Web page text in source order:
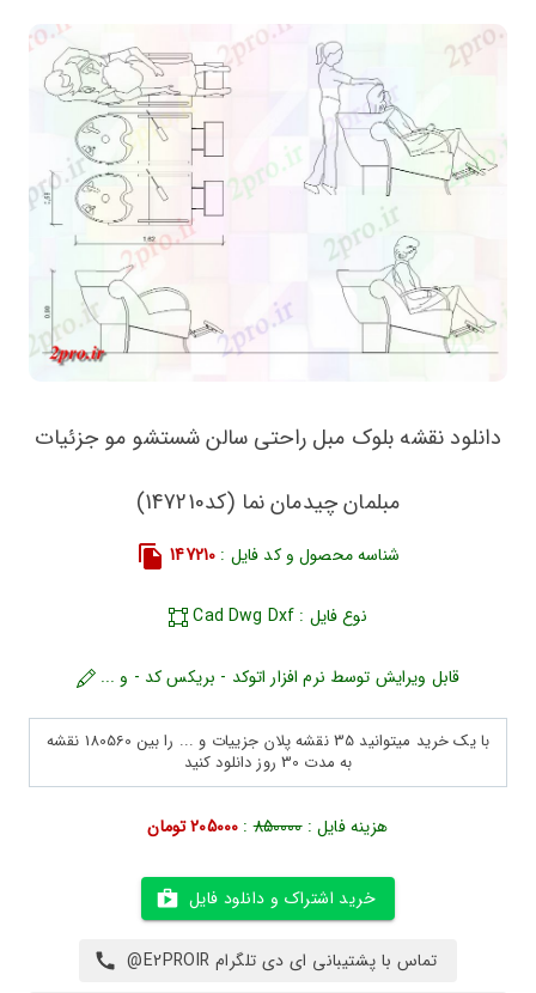
دانلود نقشه بلوک مبل راحتی سالن شستشو مو جزئیات
مبلمان چیدمان نما (کد147210)
شناسه محصول و کد فایل : 147210
نوع فایل : Cad Dwg Dxf
قابل ویرایش توسط نرم افزار اتوکد - بریکس کد - و ...
با یک خرید میتوانید 35 نقشه پلان جزییات و ... را بین 180560 نقشه
به مدت 30 روز دانلود کنید
هزینه فایل :850000
: 205000 تومان
خرید اشتراک و دانلود فایل
تماس با پشتیبانی ای دی تلگرام E2PROIR@